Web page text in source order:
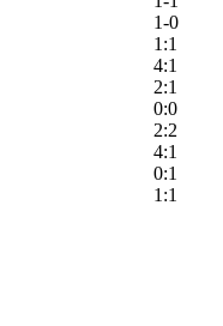
1-0
1:1
4:1
2:1
0:0
2:2
4:1
0:1
1:1